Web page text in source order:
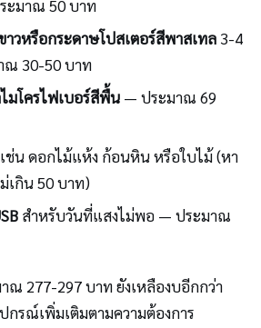
ะมาณ 50 บาท
าวหรือกระดาษโปสเตอร์สีพาสเทล3-4
30-50 บาท
มโครไฟเบอร์สีพื้น— ประมาณ 69
ช่น ดอกไม้แห้ง ก้อนหิน หรือใบไม้ (หา
เกิน 50 บาท)
สำหรับวันที่แสงไม่พอ — ประมาณ
ณ 277-297 บาท ยังเหลืองบอีกกว่า
รณ์เพิ่มเติมตามความต้องการ